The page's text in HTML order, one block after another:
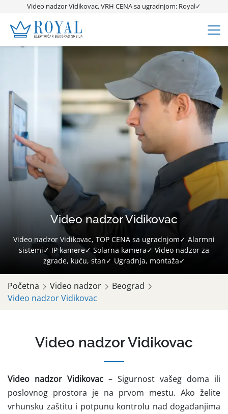
Video nadzor Vidikovac, VRH CENA sa ugradnjom: Royal✓
Video nadzor Vidikovac
Video nadzor Vidikovac, TOP CENA sa ugradnjom✓ Alarmni
sistemi✓ IP kamere✓ Solarna kamera✓ Video nadzor za
zgrade, kuću, stan✓ Ugradnja, montaža✓
Početna Video nadzor
Beograd
Video nadzor Vidikovac
Video nadzor Vidikovac
Video nadzor Vidikovac – Sigurnost vašeg doma ili
poslovnog prostora je na prvom mestu. Ako želite
vrhunsku zaštitu i potpunu kontrolu nad događanjima